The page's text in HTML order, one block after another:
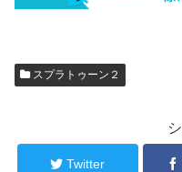
スプラトゥーン２
Twitter